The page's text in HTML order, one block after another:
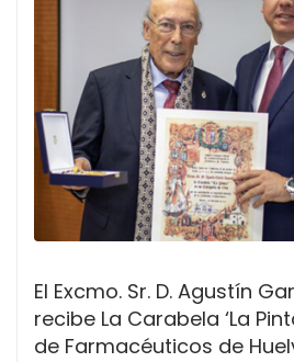
El Excmo. Sr. D. Agustín
recibe La Carabela ‘La
de Farmacéuticos de